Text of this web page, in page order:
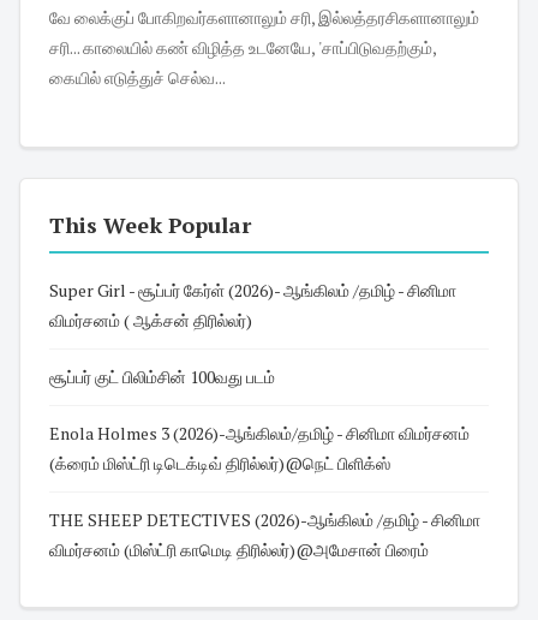
வே லைக்குப் போகிறவர்களானாலும் சரி, இல்லத்தரசிகளானாலும்
சரி... காலையில் கண் விழித்த உடனேயே, 'சாப்பிடுவதற்கும்,
கையில் எடுத்துச் செல்வ...
This Week Popular
Super Girl - சூப்பர் கேர்ள் (2026)- ஆங்கிலம் /தமிழ் - சினிமா
விமர்சனம் ( ஆக்சன் திரில்லர்)
சூப்பர் குட் பிலிம்சின் 100வது படம்
Enola Holmes 3 (2026)-ஆங்கிலம்/தமிழ் - சினிமா விமர்சனம்
(க்ரைம் மிஸ்ட்ரி டிடெக்டிவ் திரில்லர்)@நெட் பிளிக்ஸ்
THE SHEEP DETECTIVES (2026)-ஆங்கிலம் /தமிழ் - சினிமா
விமர்சனம் (மிஸ்ட்ரி காமெடி திரில்லர்)@அமேசான் பிரைம்